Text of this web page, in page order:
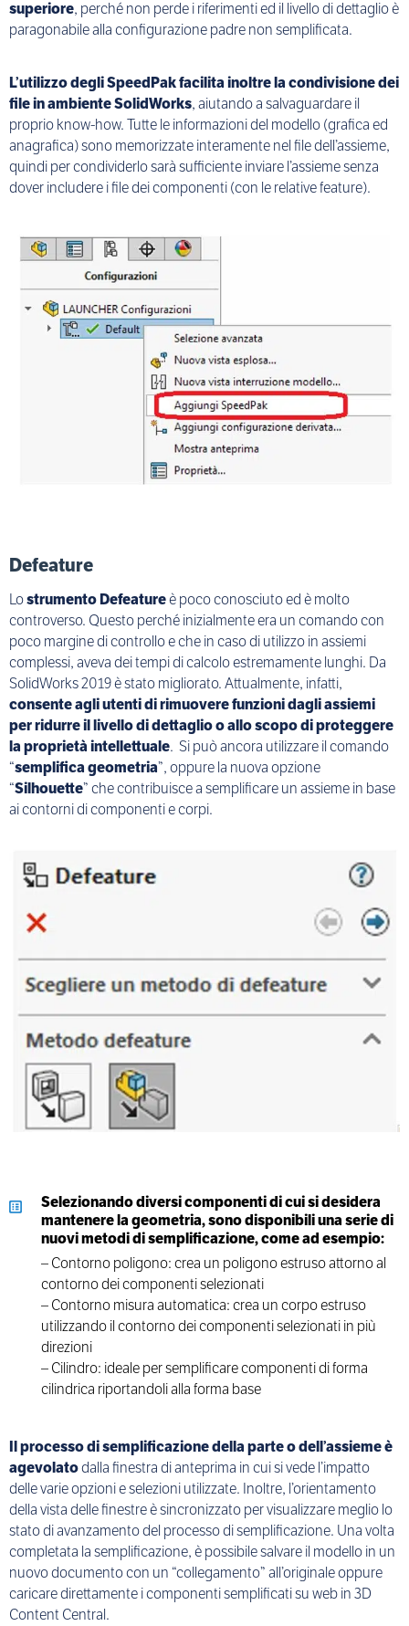
superiore, perché non perde i riferimenti ed il livello di dettaglio è
paragonabile alla configurazione padre non semplificata.
L’utilizzo degli SpeedPak facilita inoltre la condivisione dei
file in ambiente SolidWorks, aiutando a salvaguardare il
proprio know-how. Tutte le informazioni del modello (grafica ed
anagrafica) sono memorizzate interamente nel file dell’assieme,
quindi per condividerlo sarà sufficiente inviare l’assieme senza
dover includere i file dei componenti (con le relative feature).
Defeature
Lostrumento Defeatureè poco conosciuto ed è molto
controverso. Questo perché inizialmente era un comando con
poco margine di controllo e che in caso di utilizzo in assiemi
complessi, aveva dei tempi di calcolo estremamente lunghi. Da
SolidWorks 2019 è stato migliorato. Attualmente, infatti,
consente agli utenti di rimuovere funzioni dagli assiemi
per ridurre il livello di dettaglio o allo scopo di proteggere
la proprietà intellettuale. Si può ancora utilizzare il comando
“semplifica geometria”, oppure la nuova opzione
“Silhouette” che contribuisce a semplificare un assieme in base
ai contorni di componenti e corpi.
Selezionando diversi componenti di cui si desidera
mantenere la geometria, sono disponibili una serie di
nuovi metodi di semplificazione, come ad esempio:
– Contorno poligono: crea un poligono estruso attorno al
contorno dei componenti selezionati
– Contorno misura automatica: crea un corpo estruso
utilizzando il contorno dei componenti selezionati in più
direzioni
– Cilindro: ideale per semplificare componenti di forma
cilindrica riportandoli alla forma base
Il processo di semplificazione della parte o dell’assieme è
agevolatodalla finestra di anteprima in cui si vede l’impatto
delle varie opzioni e selezioni utilizzate. Inoltre, l’orientamento
della vista delle finestre è sincronizzato per visualizzare meglio lo
stato di avanzamento del processo di semplificazione. Una volta
completata la semplificazione, è possibile salvare il modello in un
nuovo documento con un “collegamento” all’originale oppure
caricare direttamente i componenti semplificati su web in 3D
Content Central.